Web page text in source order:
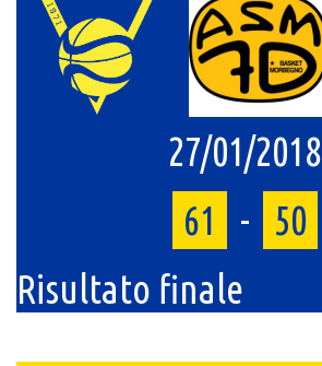
27/01/2018
61
-
50
Risultato finale